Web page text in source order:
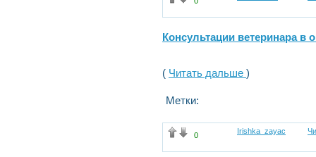
Консультации ветеринара
( Читать дальше )
Метки:
0 Irishka_zayac